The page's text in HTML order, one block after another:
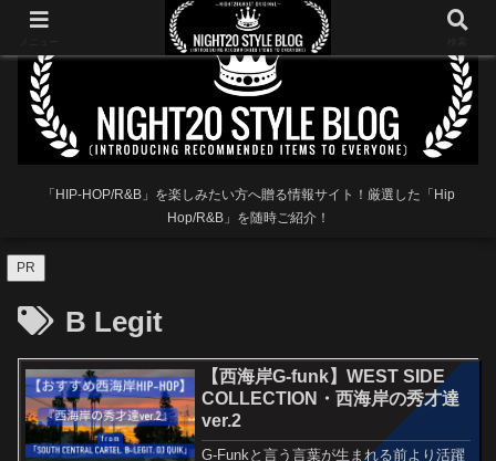
「HIP-HOP/R&B」を楽しみたい方へ贈る情報サイト！厳選した「Hip
Hop/R&B」を随時ご紹介！
PR
B Legit
【西海岸G-funk】WEST SIDE
COLLECTION・西海岸の秀才達
ver.2
G-Funkと言う言葉が生まれる前より活躍